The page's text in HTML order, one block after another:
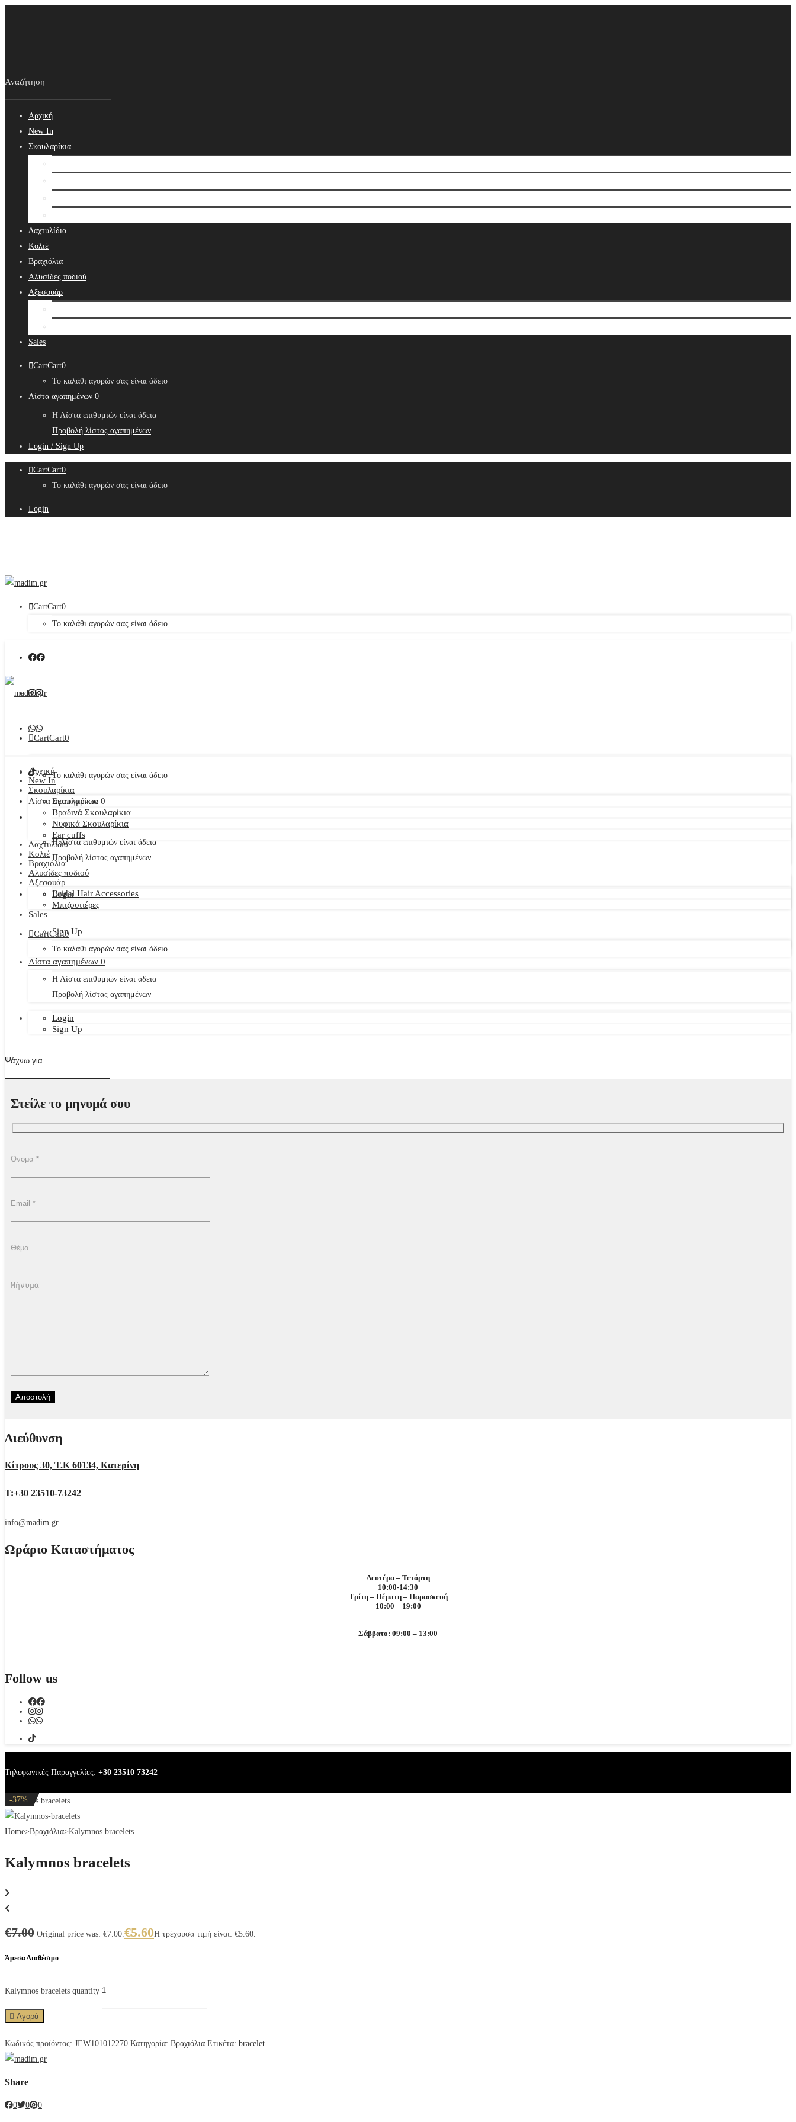
Αρχική
New In
Σκουλαρίκια
Δαχτυλίδια
Κολιέ
Βραχιόλια
Αλυσίδες ποδιού
Αξεσουάρ
Sales
CartCart0
Το καλάθι αγορών σας είναι άδειο
Λίστα αγαπημένων 0
Η Λίστα επιθυμιών είναι άδεια
Προβολή λίστας αγαπημένων
Login / Sign Up
CartCart0
Το καλάθι αγορών σας είναι άδειο
Login
CartCart0
Το καλάθι αγορών σας είναι άδειο
CartCart0
Το καλάθι αγορών σας είναι άδειο
Λίστα αγαπημένων 0
Η Λίστα επιθυμιών είναι άδεια
Προβολή λίστας αγαπημένων
Login
Sign Up
Αρχική
New In
Σκουλαρίκια
Σκουλαρίκια
Βραδινά Σκουλαρίκια
Νυφικά Σκουλαρίκια
Ear cuffs
Δαχτυλίδια
Κολιέ
Βραχιόλια
Αλυσίδες ποδιού
Αξεσουάρ
Bridal Hair Accessories
Μπιζουτιέρες
Sales
CartCart0
Το καλάθι αγορών σας είναι άδειο
Λίστα αγαπημένων 0
Η Λίστα επιθυμιών είναι άδεια
Προβολή λίστας αγαπημένων
Login
Sign Up
Στείλε το μηνυμά σου
Διεύθυνση
Κίτρους 30, Τ.Κ 60134, Κατερίνη
Τ:+30 23510-73242
info@madim.gr
Ωράριο Καταστήματος
Δευτέρα – Τετάρτη
10:00-14:30
Τρίτη – Πέμπτη – Παρασκευή
10:00 – 19:00
Σάββατο: 09:00 – 13:00
Follow us
Τηλεφωνικές Παραγγελίες: +30 23510 73242
Kalymnos bracelets
-20%
Home>Βραχιόλια>Kalymnos bracelets
Kalymnos bracelets
€7.00 Original price was: €7.00. €5.60Η τρέχουσα τιμή είναι: €5.60.
Άμεσα Διαθέσιμο
Kalymnos bracelets quantity
Αγορά
Κωδικός προϊόντος: JEW101012270 Κατηγορία: Βραχιόλια Ετικέτα: bracelet
Share
0 0 0
-20%
-37%
-20%
-37%